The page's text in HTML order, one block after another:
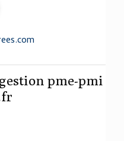
pme-pmi